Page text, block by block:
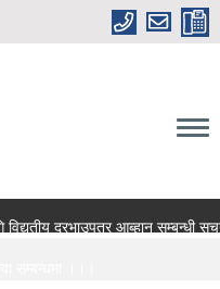
दरभाउपत्र आब्हान सम्बन्धी
।।।